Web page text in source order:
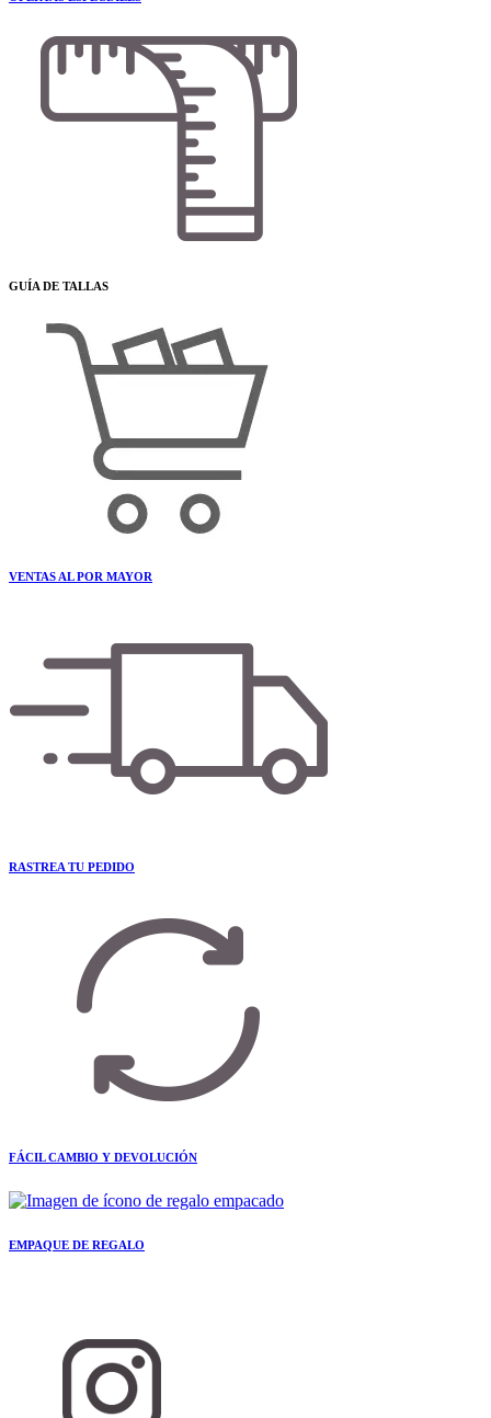
GUÍA DE TALLAS
VENTAS AL POR MAYOR
RASTREA TU PEDIDO
FÁCIL CAMBIO Y DEVOLUCIÓN
EMPAQUE DE REGALO